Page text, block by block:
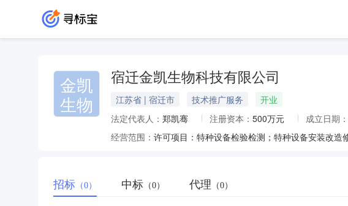
金凯
生物
宿迁金凯生物科技有限公司
江苏省 | 宿迁市 技术推广服务
开业
法定代表人： 郑凯骞 注册资本： 500万元 成立日期：
经营范围：
招标 （0） 中标 （0） 代理 （0）